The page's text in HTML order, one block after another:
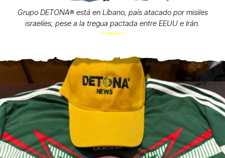
Grupo DETONA®️ está en Líbano, país atacado por misiles
israelíes, pese a la tregua pactada entre EEUU e Irán.